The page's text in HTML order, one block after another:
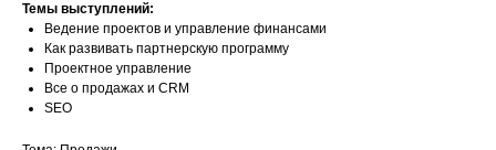
Темы выступлений:
Ведение проектов и управление финансами
Как развивать партнерскую программу
Проектное управление
Все о продажах и CRM
SEO